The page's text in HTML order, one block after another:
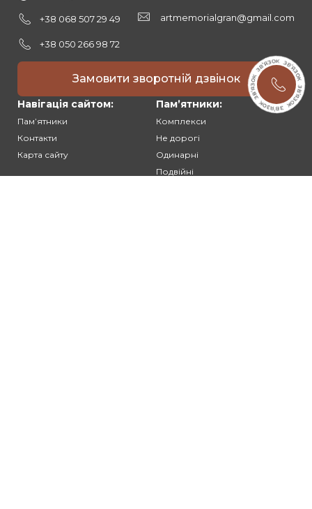
+38 068 507 29 49
+38 050 266 98 72
artmemorialgran@gmail.com
Замовити зворотній дзвінок
Навігація сайтом:
Памʼятники
Контакти
Карта сайту
Памʼятники:
Комплекси
Не дорогі
Одинарні
Подвійні